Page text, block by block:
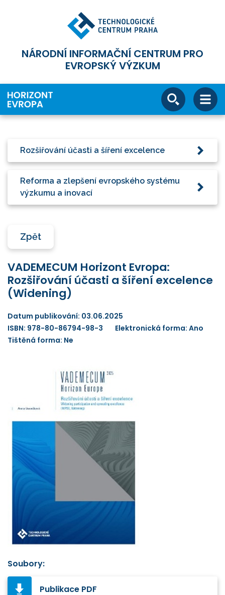
NÁRODNÍ INFORMAČNÍ CENTRUM PRO
EVROPSKÝ VÝZKUM
Rozšiřování účasti a šíření excelence
Reforma a zlepšení evropského systému
výzkumu a inovací
Zpět
VADEMECUM Horizont Evropa:
Rozšiřování účasti a šíření excelence
(Widening)
Datum publikování: 03.06.2025
ISBN: 978-80-86794-98-3
Elektronická forma: Ano
Tištěná forma: Ne
Soubory:
Publikace PDF